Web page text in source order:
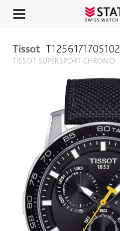
Tissot T1256171705102
TISSOT SUPERSPORT CHRONO